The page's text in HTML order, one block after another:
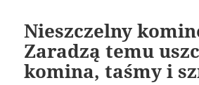
Nieszczelny
Zaradzą temu
komina, taśmy i